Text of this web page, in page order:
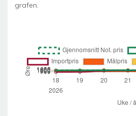
grafen.